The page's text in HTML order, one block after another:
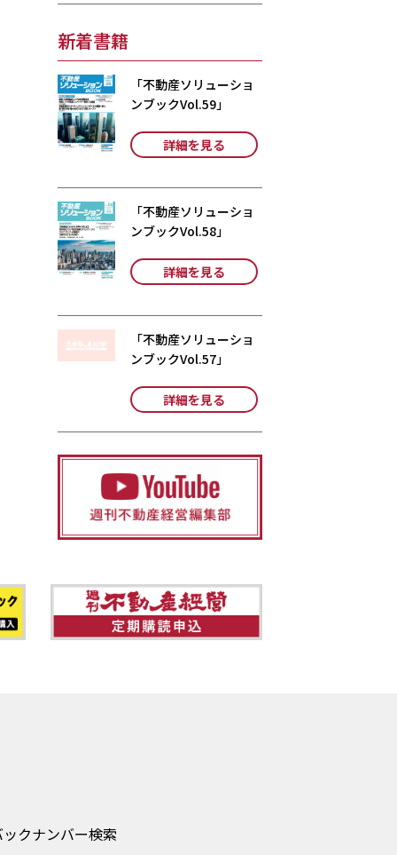
新着書籍
「不動産ソリューショ
ンブックVol.59」
詳細を見る
「不動産ソリューショ
ンブックVol.58」
詳細を見る
「不動産ソリューショ
ンブックVol.57」
詳細を見る
クナンバー検索